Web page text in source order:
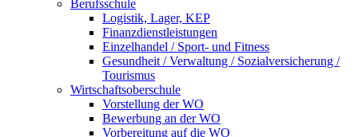
Berufsschule
Logistik, Lager, KEP
Finanzdienstleistungen
Einzelhandel / Sport- und Fitness
Gesundheit / Verwaltung / Sozialversicherung /
Tourismus
Wirtschaftsoberschule
Vorstellung der WO
Bewerbung an der WO
Vorbereitung auf die WO